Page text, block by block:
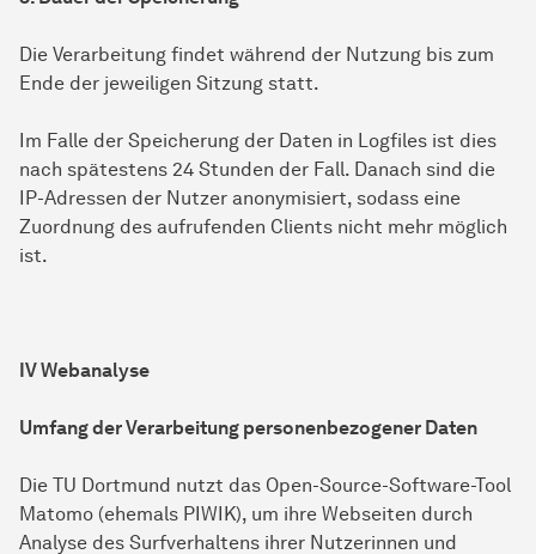
Die Verarbeitung findet während der Nutzung bis zum
Ende der jeweiligen Sitzung statt.
Im Falle der Speicherung der Daten in Logfiles ist dies
nach spätestens 24 Stunden der Fall. Danach sind die
IP-Adressen der Nutzer anonymisiert, sodass eine
Zuordnung des aufrufenden Clients nicht mehr möglich
ist.
IV Webanalyse
Umfang der Verarbeitung personenbezogener Daten
Die TU Dortmund nutzt das Open-Source-Software-Tool
Matomo (ehemals PIWIK), um ihre Webseiten durch
Analyse des Surfverhaltens ihrer Nutzerinnen und